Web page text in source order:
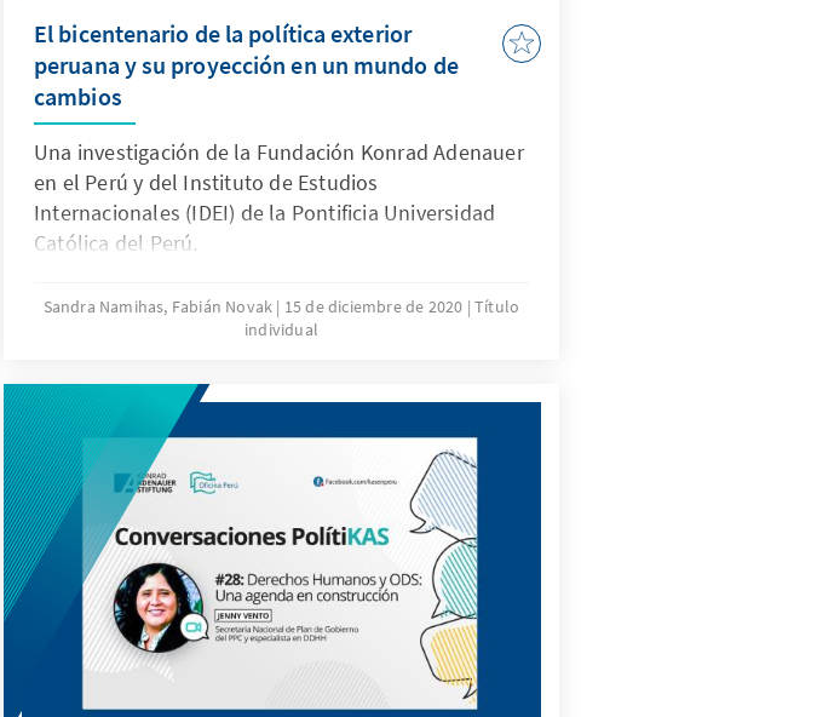
El bicentenario de la política exterior
peruana y su proyección en un mundo de
cambios
Una investigación de la Fundación Konrad Adenauer
en el Perú y del Instituto de Estudios
Internacionales (IDEI) de la Pontificia Universidad
Católica del Perú.
Sandra Namihas, Fabián Novak 15 de diciembre de 2020 Título
individual